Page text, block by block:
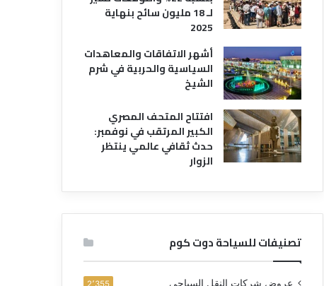
لـ 18 مليون سائح بنهاية
2025
أشهر الاتفاقات والمعاهدات
السياسية والحربية في شرم
الشيخ
افتتاح المتحف المصري
الكبير المرتقب في نوفمبر:
حدث ثقافي عالمي ينتظر
الزوار
تصنيفات للسياحة دوت كوم
عروض شركات النقل السياحي 2٬355